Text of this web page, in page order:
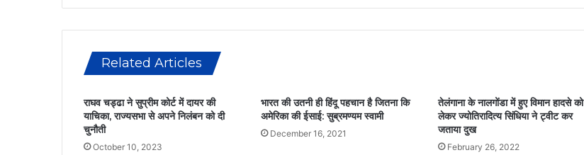
र
जा
ई
को
र्ट
ही
ना
Related Articles
राघव चड्ढा ने सुप्रीम कोर्ट में दायर की
याचिका, राज्यसभा से अपने निलंबन को दी
चुनौती
October 10, 2023
भारत की उतनी ही हिंदू पहचान है जितना कि
अमेरिका की ईसाई: सुब्रमण्यम स्वामी
December 16, 2021
तेलंगाना के नालगोंडा में हुए विमान हादसे को
लेकर ज्योतिरादित्य सिंधिया ने ट्वीट कर
जताया दुख
February 26, 2022